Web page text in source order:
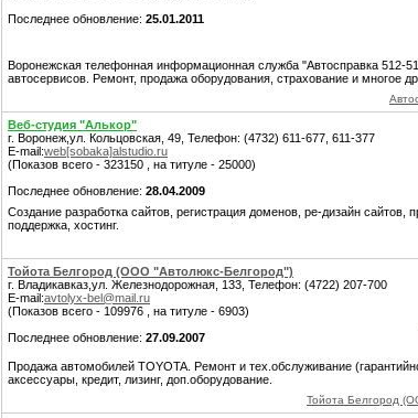
Последнее обновление: 25.01.2011
Воронежская телефонная информационная служба "Автосправка 512-
автосервисов. Ремонт, продажа оборудования, страхование и многое
Веб-студия "Алькор"
г. Воронеж,ул. Кольцовская, 49, Телефон: (4732) 611-677, 611-377
E-mail:web[sobaka]alstudio.ru
(Показов всего - 323150 , на титуле - 25000)
Последнее обновление: 28.04.2009
Создание разработка сайтов, регистрация доменов, ре-дизайн сайтов,
поддержка, хостинг.
Тойота Белгород (ООО "Автолюкс-Белгород")
г. Владикавказ,ул. Железнодорожная, 133, Телефон: (4722) 207-700
E-mail:avtolyx-bel@mail.ru
(Показов всего - 109976 , на титуле - 6903)
Последнее обновление: 27.09.2007
Продажа автомобилей TOYOTA. Ремонт и тех.обслуживание
аксессуары, кредит, лизинг, доп.оборудование.
Тойота Белгород